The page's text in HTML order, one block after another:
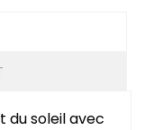
du soleil avec